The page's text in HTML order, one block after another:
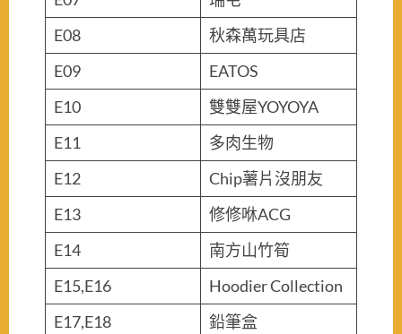
E08
秋森萬玩具店
E09
EATOS
E10
雙雙屋YOYOYA
E11
多肉生物
E12
Chip薯片沒朋友
E13
修修咻ACG
E14
南方山竹筍
E15,E16
Hoodier Collection
E17,E18
鉛筆盒